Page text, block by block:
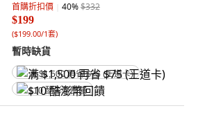
首購折扣價 40%$332
$199
($199.00/1套)
暫時缺貨
满 $1,500 再省 $75 (王道卡)
$10 酷澎幣回饋